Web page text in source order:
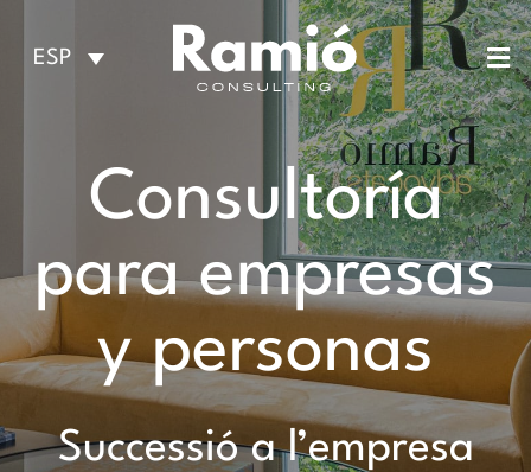
ESP
Consultoría
para empresas
y personas
Consell de direcció
Compravenda d’empreses
Successió a l’empresa
familiar
Due diligence